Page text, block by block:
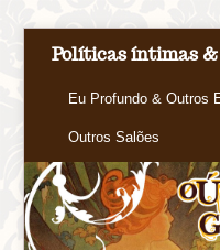
Políticas íntimas
Eu Profundo & Outros
Outros Salões